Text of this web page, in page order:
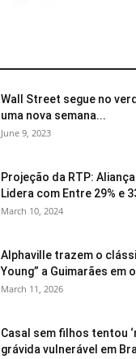
Wall Street segue no
uma nova semana...
June 9, 2023
Projeção da RTP:
Lidera com Entre 29% e
March 10, 2024
Alphaville trazem o
Young” a Guimarães em
March 11, 2026
Casal sem filhos tentou
grávida vulnerável em